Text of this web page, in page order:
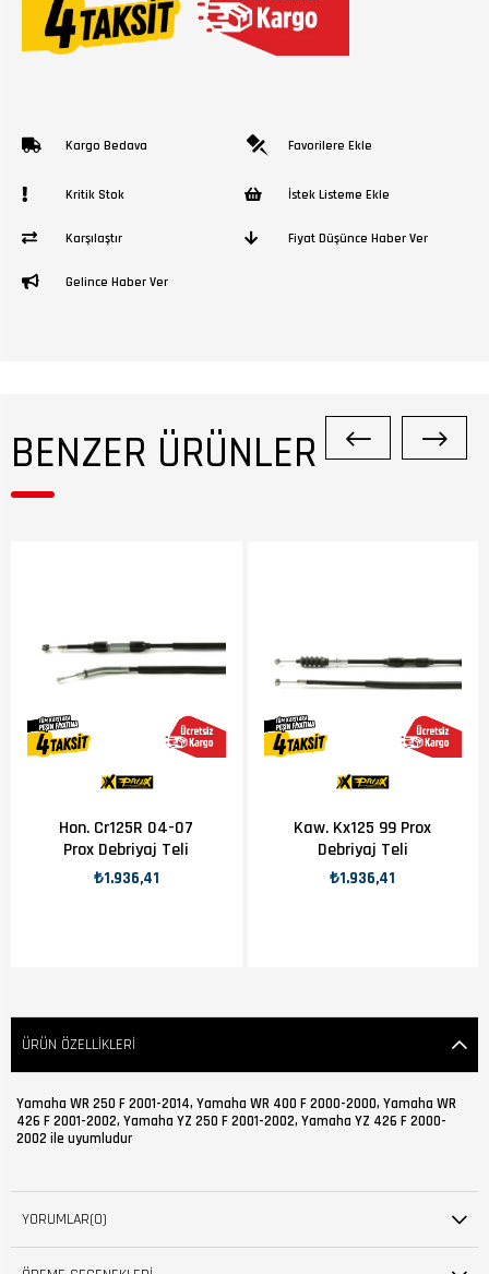
Kargo Bedava Favorilere Ekle
Kritik Stok İstek Listeme Ekle
Karşılaştır Fiyat Düşünce Haber Ver
Gelince Haber Ver
BENZER ÜRÜNLER
Hon. Cr125R 04-07
Prox Debriyaj Teli
₺1.936,41
Kaw. Kx125 99 Prox
Debriyaj Teli
₺1.936,41
ÜRÜN ÖZELLIKLERI
Yamaha WR 250 F 2001-2014, Yamaha WR 400 F 2000-2000, Yamaha WR
426 F 2001-2002, Yamaha YZ 250 F 2001-2002, Yamaha YZ 426 F 2000-
2002 ile uyumludur
YORUMLAR(0)